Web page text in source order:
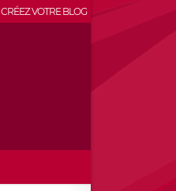
CRÉEZ VOTRE BLOG